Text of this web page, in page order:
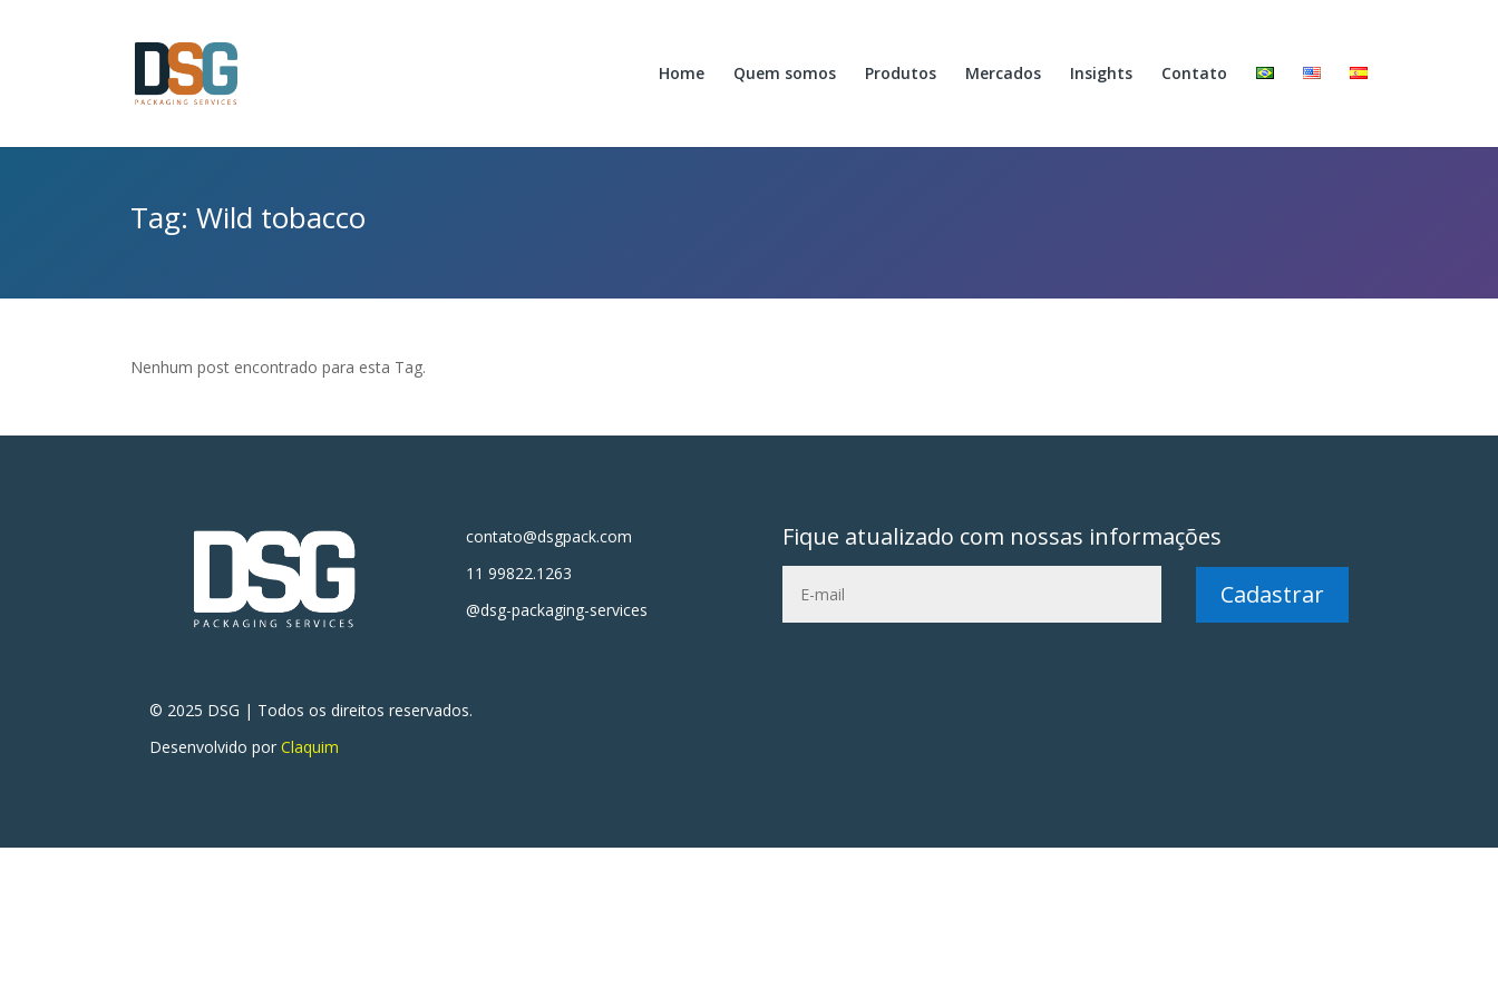
Home Quem somos Produtos Mercados Insights Contato
Tag: Wild tobacco
Nenhum post encontrado para esta Tag.
contato@dsgpack.com
11 99822.1263
@dsg-packaging-services
Fique atualizado com nossas informações
Cadastrar
© 2025 DSG | Todos os direitos reservados.
Desenvolvido porClaquim